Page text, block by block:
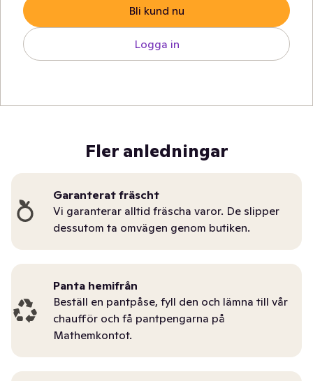
Bli kund nu
Logga in
Fler anledningar
Garanterat fräscht
Vi garanterar alltid fräscha varor. De slipper
dessutom ta omvägen genom butiken.
Panta hemifrån
Beställ en pantpåse, fyll den och lämna till vår
chaufför och få pantpengarna på
Mathemkontot.